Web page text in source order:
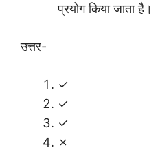
प्रयोग किया जाता है।
उत्तर-
✓
✓
✓
✗